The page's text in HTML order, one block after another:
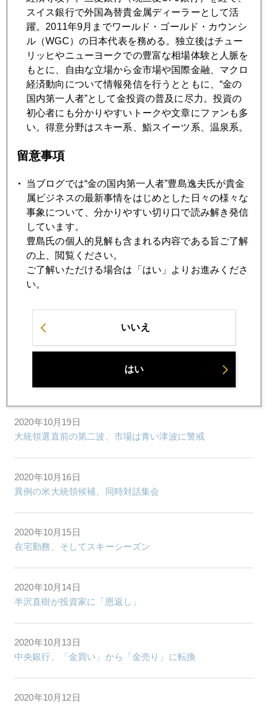
2020年10月28日
金、揺らぐ「中銀は買い手」の前提 新興国が波乱要因
2020年10月27日
伝説のランダム・ウォーカー、投資家に緊急指南
美しき誤解？？
2020年10月23日
米大統領選候補第二回テレビ討論会を見て
2020年10月22日
バイデンリフレを告げる円高進行
2020年10月21日
米コロナ追加財政支援、期限切れ、延長戦入り
2020年10月19日
大統領選直前の第二波、市場は青い津波に警戒
2020年10月16日
異例の米大統領候補、同時対話集会
2020年10月15日
在宅勤務、そしてスキーシーズン
2020年10月14日
半沢直樹が投資家に「恩返し」
2020年10月13日
中央銀行、「金買い」から「金売り」に転換
2020年10月12日
スイス銀行で外国為替貴金属ディーラーとして活
躍。2011年9月までワールド・ゴールド・カウンシ
ル（WGC）の日本代表を務める。独立後はチュー
リッヒやニューヨークでの豊富な相場体験と人脈を
もとに、自由な立場から金市場や国際金融、マクロ
経済動向について情報発信を行うとともに、“金の
国内第一人者”として金投資の普及に尽力。投資の
初心者にも分かりやすいトークや文章にファンも多
い。得意分野はスキー系、鮨スイーツ系、温泉系。
留意事項
当ブログでは“金の国内第一人者”豊島逸夫氏が貴金
属ビジネスの最新事情をはじめとした日々の様々な
事象について、分かりやすい切り口で読み解き発信
しています。
豊島氏の個人的見解も含まれる内容である旨ご了解
の上、閲覧ください。
ご了解いただける場合は「はい」よりお進みくださ
い。
いいえ
はい